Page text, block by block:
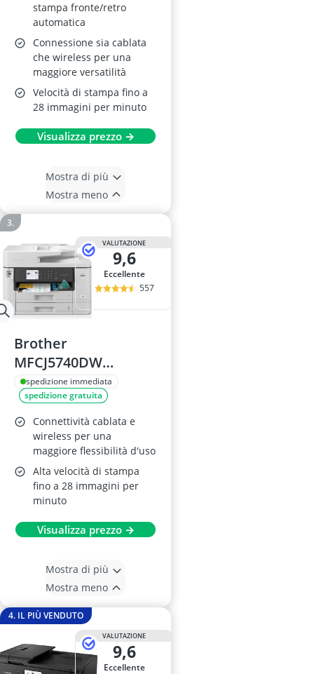
stampa fronte/retro
automatica
Connessione sia cablata
che wireless per una
maggiore versatilità
Velocità di stampa fino a
28 immagini per minuto
Visualizza prezzo →
Mostra di più
Mostra meno
VALUTAZIONE
9,6
Eccellente
557
Brother
MFCJ5740DW
Stampante
multifunzione inkjet
A3/A4
spedizione immediata
spedizione gratuita
Connettività cablata e
wireless per una
maggiore flessibilità d'uso
Alta velocità di stampa
fino a 28 immagini per
minuto
Visualizza prezzo →
Mostra di più
Mostra meno
4. IL PIÙ VENDUTO
VALUTAZIONE
9,6
Eccellente